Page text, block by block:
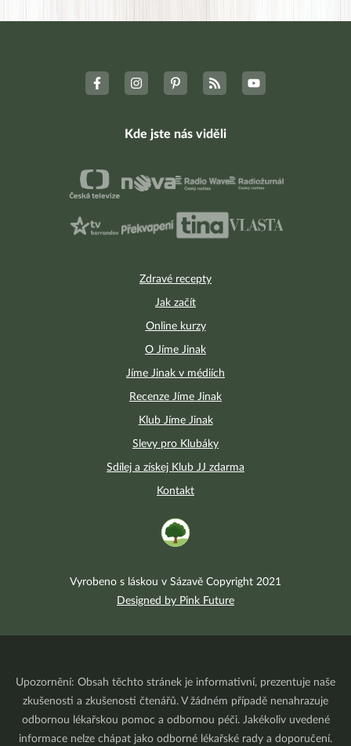
Zdravé recepty
Jak začít
Online kurzy
O Jíme Jinak
Jíme Jinak v médiích
Recenze Jíme Jinak
Klub Jíme Jinak
Slevy pro Klubáky
Sdílej a získej Klub JJ zdarma
Kontakt
Kde jste nás viděli
Vyrobeno s láskou v Sázavě Copyright 2021
Designed by Pink Future
Upozornění: Obsah těchto stránek je informativní, prezentuje naše
zkušenosti a zkušenosti čtenářů. V žádném případě nenahrazuje
odbornou lékařskou pomoc a odbornou péči. Jakékoliv uvedené
informace nelze chápat jako odborné lékařské rady a doporučení.